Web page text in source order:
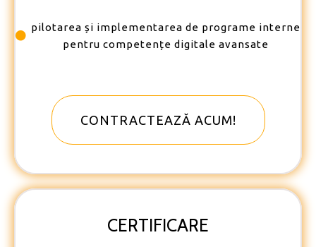
pilotarea și implementarea de programe interne
pentru competențe digitale avansate
CONTRACTEAZĂ ACUM!
CERTIFICARE